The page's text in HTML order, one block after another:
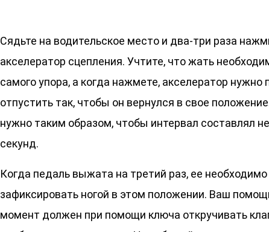
Сядьте на водительское место и два-три раза
акселератор сцепления. Учтите, что жать
самого упора, а когда нажмете, акселератор нужно
отпустить так, чтобы он вернулся в свое
нужно таким образом, чтобы интервал составлял
секунд.
Когда педаль выжата на третий раз, ее необходимо
зафиксировать ногой в этом положении. Ваш
момент должен при помощи ключа откручивать